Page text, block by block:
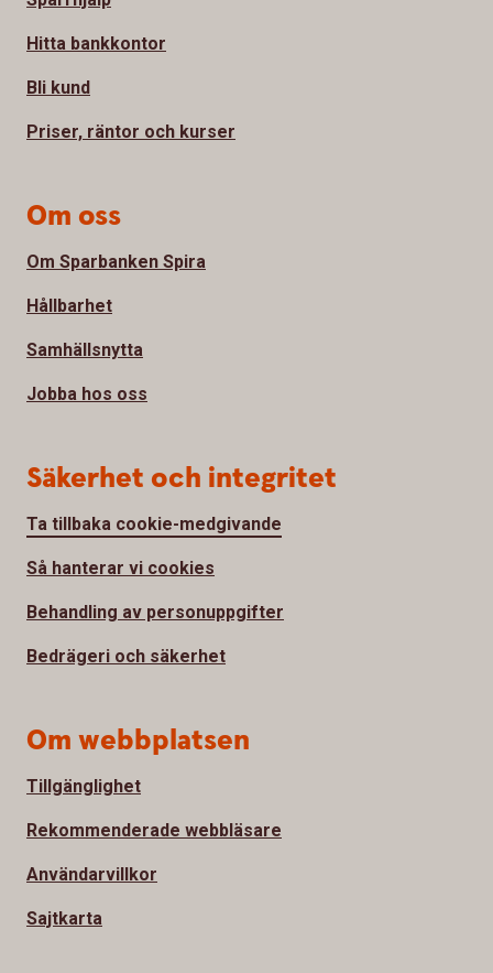
Hitta bankkontor
Bli kund
Priser, räntor och kurser
Om oss
Om Sparbanken Spira
Hållbarhet
Samhällsnytta
Jobba hos oss
Säkerhet och integritet
Ta tillbaka cookie-medgivande
Så hanterar vi cookies
Behandling av personuppgifter
Bedrägeri och säkerhet
Om webbplatsen
Tillgänglighet
Rekommenderade webbläsare
Användarvillkor
Sajtkarta